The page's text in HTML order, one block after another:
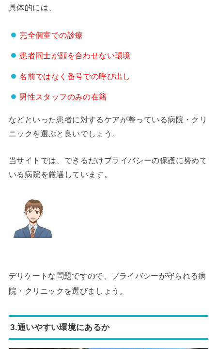
具体的には、
完全個室での診療
患者同士が顔を合わせない環境
名前ではなく番号での呼び出し
男性スタッフのみの在籍
などといった患者に対するケアが整っている病院・クリ
ニックを選ぶと良いでしょう。
当サイトでは、できるだけプライバシーの保護に努めて
いる病院を厳選しています。
デリケートな問題ですので、プライバシーが守られる病
院・クリニックを選びましょう。
3.通いやすい環境にあるか